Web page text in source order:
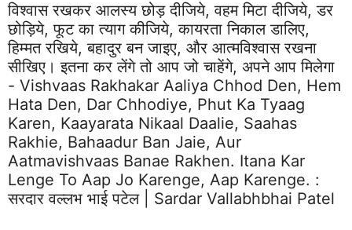
विश्वास रखकर आलस्य छोड़ दीजिये, वहम मिटा दीजिये, डर
छोड़िये, फूट का त्याग कीजिये, कायरता निकाल डालिए,
हिम्मत रखिये, बहादुर बन जाइए, और आत्मविश्वास रखना
सीखिए। इतना कर लेंगे तो आप जो चाहेंगे, अपने आप मिलेगा
- Vishvaas Rakhakar Aaliya Chhod Den, Hem
Hata Den, Dar Chhodiye, Phut Ka Tyaag
Karen, Kaayarata Nikaal Daalie, Saahas
Rakhie, Bahaadur Ban Jaie, Aur
Aatmavishvaas Banae Rakhen. Itana Kar
Lenge To Aap Jo Karenge, Aap Karenge. :
सरदार वल्लभ भाई पटेल | Sardar Vallabhbhai Patel